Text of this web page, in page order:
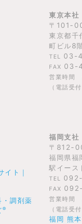
ト｜
調剤薬
®
東京本社
〒101-
東京都千
町ビル8
TEL 03-
FAX 03-
営業時間
（電話受
福岡支社
〒812-
福岡県
駅イース
TEL
FAX
営業時間
（電話受
福岡 熊